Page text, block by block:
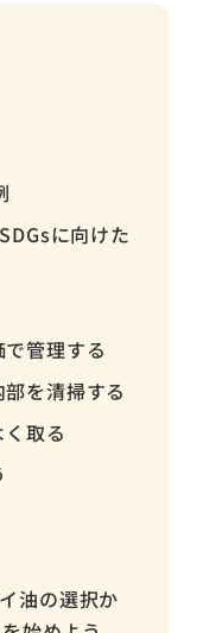
に向けた
管理する
を清掃する
取る
油の選択か